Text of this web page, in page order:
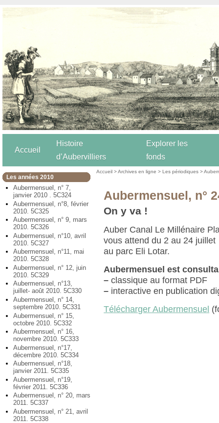
Accueil
Histoire
d’Aubervilliers
Explorer les
fonds
Les années 2010
Aubermensuel, n° 7,
janvier 2010 . 5C324
Aubermensuel, n°8, février
2010. 5C325
Aubermensuel, n° 9, mars
2010. 5C326
Aubermensuel, n°10, avril
2010. 5C327
Aubermensuel, n°11, mai
2010. 5C328
Aubermensuel, n° 12, juin
2010. 5C329
Aubermensuel, n°13,
juillet- août 2010. 5C330
Aubermensuel, n° 14,
septembre 2010. 5C331
Aubermensuel, n° 15,
octobre 2010. 5C332
Aubermensuel, n° 16,
novembre 2010. 5C333
Aubermensuel, n°17,
décembre 2010. 5C334
Aubermensuel, n°18,
janvier 2011. 5C335
Aubermensuel, n°19,
février 2011. 5C336
Aubermensuel, n° 20, mars
2011. 5C337
Aubermensuel, n° 21, avril
2011. 5C338
Accueil >Archives en ligne >Les périodiques >
Aubermensuel, n°
On y va !
Auber Canal Le Millénaire
vous attend du 2 au 24 juillet
au parc Eli Lotar.
Aubermensuel est
– classique au format PDF
– interactive en publication
Télécharger Aubermensuel